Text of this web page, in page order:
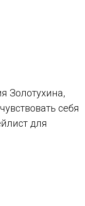
Золотухина,
себя
для